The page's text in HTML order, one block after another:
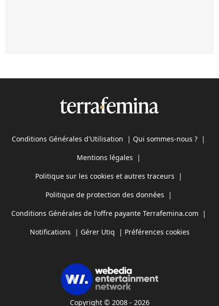
Conditions Générales d'Utilisation | Qui sommes-nous ? |
Mentions légales |
Politique sur les cookies et autres traceurs |
Politique de protection des données |
Conditions Générales de l'offre payante Terrafemina.com |
Notifications | Gérer Utiq | Préférences cookies
Copyright © 2008 - 2026